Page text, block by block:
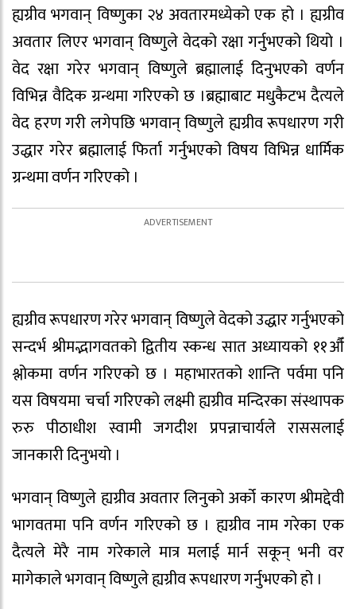
ह्यग्रीव भगवान् विष्णुका २४ अवतारमध्येको एक हो । ह्यग्रीव
अवतार लिएर भगवान् विष्णुले वेदको रक्षा गर्नुभएको थियो ।
वेद रक्षा गरेर भगवान् विष्णुले ब्रह्मालाई दिनुभएको वर्णन
विभिन्न वैदिक ग्रन्थमा गरिएको छ ।ब्रह्माबाट मधुकैटभ दैत्यले
वेद हरण गरी लगेपछि भगवान् विष्णुले ह्यग्रीव रूपधारण गरी
उद्धार गरेर ब्रह्मालाई फिर्ता गर्नुभएको विषय विभिन्न धार्मिक
ग्रन्थमा वर्णन गरिएको ।
ह्यग्रीव रूपधारण गरेर भगवान् विष्णुले वेदको उद्धार गर्नुभएको
सन्दर्भ श्रीमद्भागवतको द्वितीय स्कन्ध सात अध्यायको ११औँ
श्लोकमा वर्णन गरिएको छ । महाभारतको शान्ति पर्वमा पनि
यस विषयमा चर्चा गरिएको लक्ष्मी ह्यग्रीव मन्दिरका संस्थापक
रुरु पीठाधीश स्वामी जगदीश प्रपन्नाचार्यले राससलाई
जानकारी दिनुभयो ।
भगवान् विष्णुले ह्यग्रीव अवतार लिनुको अर्को कारण श्रीमद्देवी
भागवतमा पनि वर्णन गरिएको छ । ह्यग्रीव नाम गरेका एक
दैत्यले मेरै नाम गरेकाले मात्र मलाई मार्न सकून् भनी वर
मागेकाले भगवान् विष्णुले ह्यग्रीव रूपधारण गर्नुभएको हो ।